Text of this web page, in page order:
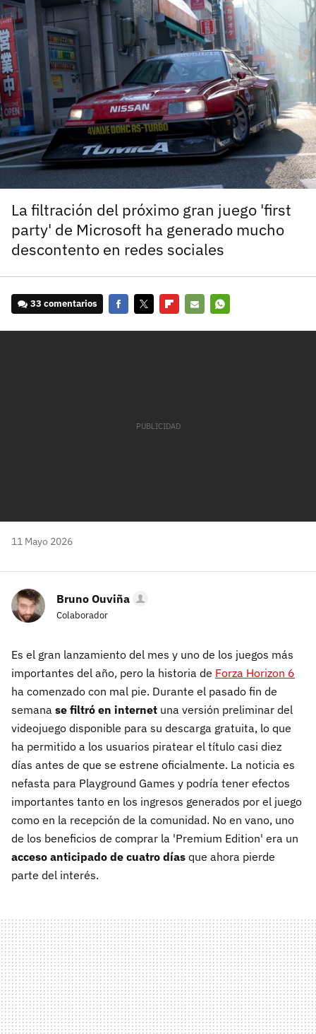
La filtración del próximo gran juego 'first
party' de Microsoft ha generado mucho
descontento en redes sociales
33 comentarios
11 Mayo 2026
Bruno Ouviña
Colaborador
Es el gran lanzamiento del mes y uno de los juegos más
importantes del año, pero la historia de Forza Horizon 6
ha comenzado con mal pie. Durante el pasado fin de
semana se filtró en internet una versión preliminar del
videojuego disponible para su descarga gratuita, lo que
ha permitido a los usuarios piratear el título casi diez
días antes de que se estrene oficialmente. La noticia es
nefasta para Playground Games y podría tener efectos
importantes tanto en los ingresos generados por el juego
como en la recepción de la comunidad. No en vano, uno
de los beneficios de comprar la 'Premium Edition' era un
acceso anticipado de cuatro días que ahora pierde
parte del interés.
¿Todavía no tienes cuenta?
Regístrate gratis
El inicio de sesión con Facebook ya no está
disponible, pero puedes seguir usando tu cuenta
de 3DJuegos:
Recupera tu acceso con Facebook
carácter inicial), pero no mayúsculas, espacios, tildes
o caracteres especiales.
He leído y acepto lapolitica de privacidad y
de participación
Registrarse en 3DJuegos
Entra con Google
¿Ya tienes cuenta?